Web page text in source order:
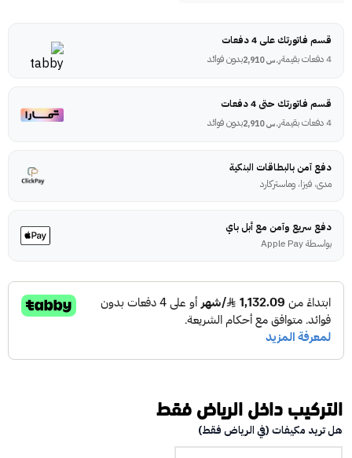
قسم فاتورتك على 4 دفعات
4 دفعات بقيمة
ر.س2,910 بدون فوائد
قسم فاتورتك حتى 4 دفعات
4 دفعات بقيمة
ر.س2,910 بدون فوائد
دفع آمن بالبطاقات البنكية
مدى، فيزا، وماستركارد
دفع سريع وآمن مع أبل باي
بواسطة Apple Pay
التركيب داخل الرياض فقط
هل تريد مكيفات (في الرياض فقط)